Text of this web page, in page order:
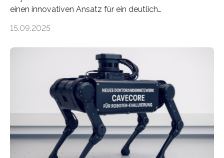
einen innovativen Ansatz für ein deutlich
Lösungsweg ist inspiriert vom menschlichen Gehirn. Die
stellt die heutige Computertechnik vor
Herausforderungen. Herkömmliche Silizium-
Prozessoren stoßen an ihre Grenzen: Sie verbrauchen
viel Energie, die Speicher- und Verarbeitungseinheiten
sind voneinander getrennt und die Datenübertragung
bremst komplexe Anwendungen aus. Da KI-Modelle
immer größer werden und riesige Datenmengen
verarbeiten müssen, steigt der Bedarf an neuen
Rechenarchitekturen. Neben Quantencomputern
15.09.2025